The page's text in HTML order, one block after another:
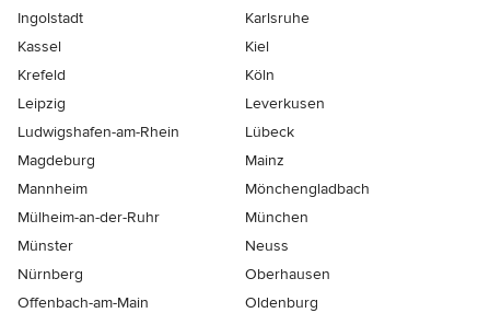
Ingolstadt
Karlsruhe
Kassel
Kiel
Krefeld
Köln
Leipzig
Leverkusen
Ludwigshafen-am-Rhein
Lübeck
Magdeburg
Mainz
Mannheim
Mönchen­gladbach
Mülheim-an-der-Ruhr
München
Münster
Neuss
Nürnberg
Oberhausen
Offenbach-am-Main
Oldenburg